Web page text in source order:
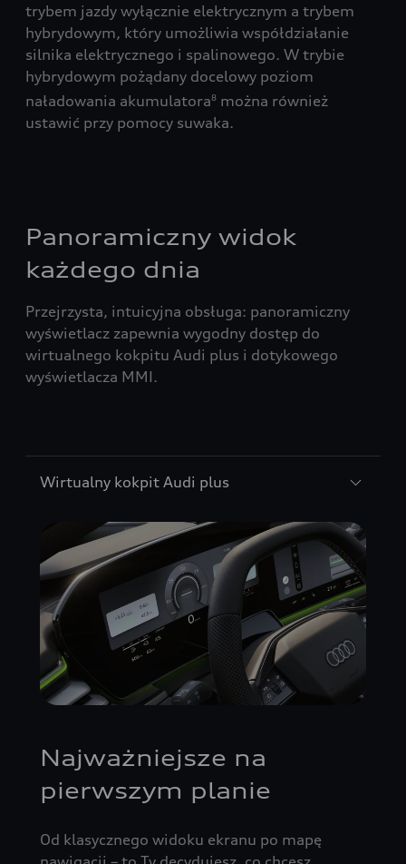
trybem jazdy wyłącznie elektrycznym a trybem
hybrydowym, który umożliwia współdziałanie
silnika elektrycznego i spalinowego. W trybie
hybrydowym pożądany docelowy poziom
naładowania akumulatora8 można również
ustawić przy pomocy suwaka.
Panoramiczny widok
każdego dnia
Przejrzysta, intuicyjna obsługa: panoramiczny
wyświetlacz zapewnia wygodny dostęp do
wirtualnego kokpitu Audi plus i dotykowego
wyświetlacza MMI.
Wirtualny kokpit Audi plus
Najważniejsze na
pierwszym planie
Od klasycznego widoku ekranu po mapę